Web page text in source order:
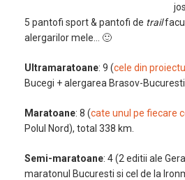
5 pantofi sport & pantofi de trail
alergarilor mele… 🙂
Ultramaratoane: 9 (cele din
Bucegi + alergarea Brasov-
Maratoane: 8 (cate unul pe fiecare
Polul Nord), total 338 km.
Semi-maratoane: 4 (2 editii ale
maratonul Bucuresti si cel de la